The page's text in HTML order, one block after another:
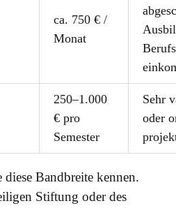
ca. 750 € /
Monat
250–1.000
€ pro
Semester
Sehr
oder
Bandbreite kennen.
Stiftung oder des